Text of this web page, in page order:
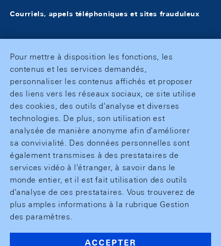
Courriels, appels téléphoniques et sites frauduleux
Pour mettre à disposition les fonctions, les
contenus et les services demandés,
personnaliser les contenus affichés et proposer
des liens vers les réseaux sociaux, ce site utilise
des cookies, des outils d'analyse et diverses
technologies. De plus, son utilisation est
analysée de manière anonyme afin d'améliorer
sa convivialité. Des données personnelles sont
également transmises à des prestataires de
services vidéo à l'étranger, à savoir dans le
monde entier, et il est fait utilisation des outils
d'analyse de ces prestataires. Vous trouverez de
plus amples informations à la rubrique Gestion
des paramètres.
ACCEPTER